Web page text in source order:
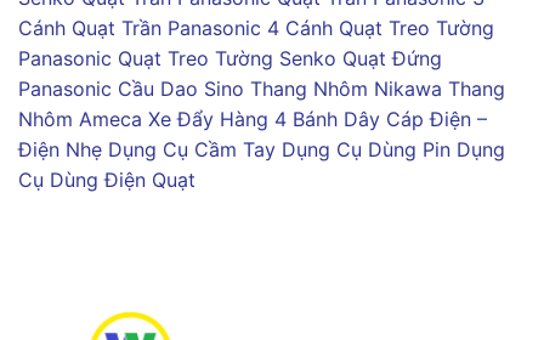
Cánh Quạt Trần Panasonic 4 Cánh Quạt Treo Tường
Panasonic Quạt Treo Tường Senko Quạt Đứng
Panasonic Cầu Dao Sino Thang Nhôm Nikawa Thang
Nhôm Ameca Xe Đẩy Hàng 4 Bánh Dây Cáp Điện –
Điện Nhẹ Dụng Cụ Cầm Tay Dụng Cụ Dùng Pin Dụng
Cụ Dùng Điện Quạt